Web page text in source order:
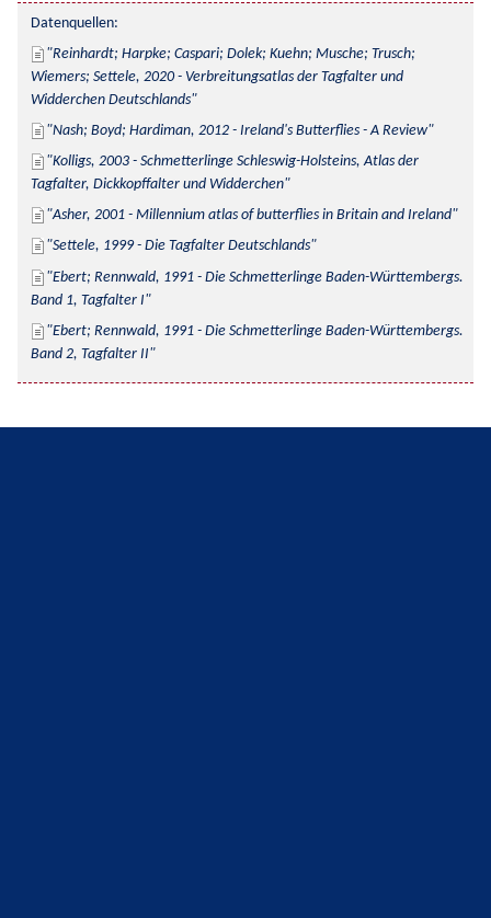
Datenquellen:
Reinhardt; Harpke; Caspari; Dolek; Kuehn; Musche; Trusch;
Wiemers; Settele, 2020 - Verbreitungsatlas der Tagfalter und
Widderchen Deutschlands
Nash; Boyd; Hardiman, 2012 - Ireland's Butterflies - A Review
Kolligs, 2003 - Schmetterlinge Schleswig-Holsteins, Atlas der
Tagfalter, Dickkopffalter und Widderchen
Asher, 2001 - Millennium atlas of butterflies in Britain and Ireland
Settele, 1999 - Die Tagfalter Deutschlands
Ebert; Rennwald, 1991 - Die Schmetterlinge Baden-Württembergs.
Band 1, Tagfalter I
Ebert; Rennwald, 1991 - Die Schmetterlinge Baden-Württembergs.
Band 2, Tagfalter II